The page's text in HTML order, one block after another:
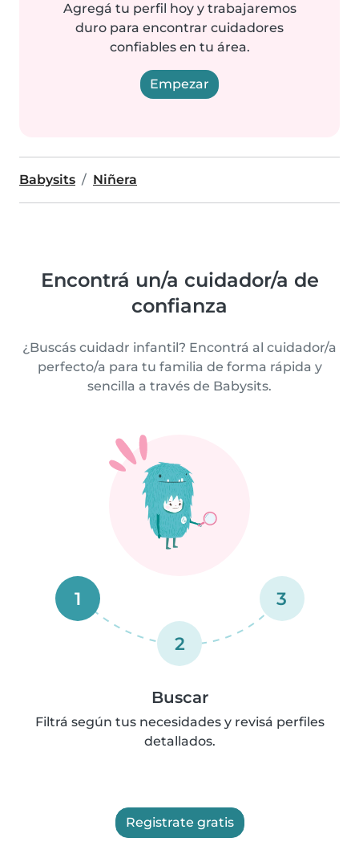
Agregá tu perfil hoy y trabajaremos
duro para encontrar cuidadores
confiables en tu área.
Empezar
Babysits Niñera
Encontrá un/a cuidador/a de
confianza
¿Buscás cuidadr infantil? Encontrá al cuidador/a
perfecto/a para tu familia de forma rápida y
sencilla a través de Babysits.
1
2
3
Buscar
Filtrá según tus necesidades y revisá perfiles
detallados.
Registrate gratis